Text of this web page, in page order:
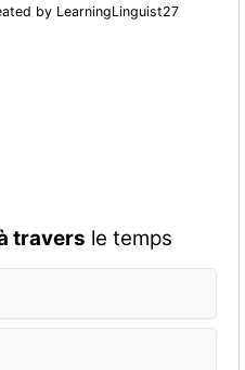
by LearningLinguist27
travers le temps